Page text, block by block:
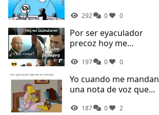
292 0 0
Por ser eyaculador
precoz hoy me
197 0 0
Yo cuando me mandan
una nota de voz que
187 0 2